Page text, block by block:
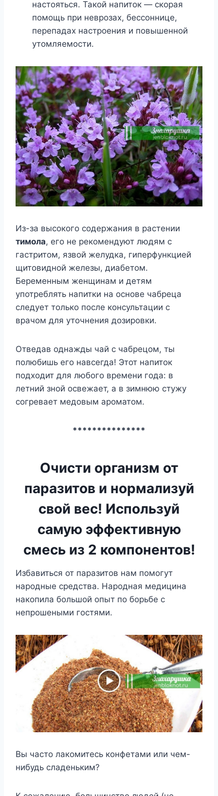
настояться. Такой напиток — скорая
помощь при неврозах, бессоннице,
перепадах настроения и повышенной
утомляемости.
Из-за высокого содержания в растении
тимола, его не рекомендуют людям с
гастритом, язвой желудка, гиперфункцией
щитовидной железы, диабетом.
Беременным женщинам и детям
употреблять напитки на основе чабреца
следует только после консультации с
врачом для уточнения дозировки.
Отведав однажды чай с чабрецом, ты
полюбишь его навсегда! Этот напиток
подходит для любого времени года: в
летний зной освежает, а в зимнюю стужу
согревает медовым ароматом.
***************
Очисти организм от
паразитов и нормализуй
свой вес! Используй
самую эффективную
смесь из 2 компонентов!
Избавиться от паразитов нам помогут
народные средства. Народная медицина
накопила большой опыт по борьбе с
непрошеными гостями.
Вы часто лакомитесь конфетами или чем-
нибудь сладеньким?